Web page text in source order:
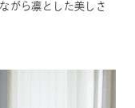
がら凛とした美しさ